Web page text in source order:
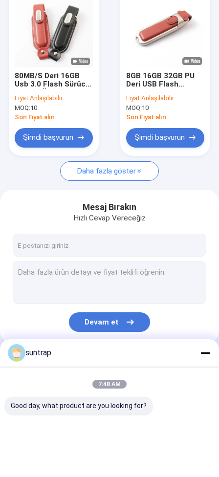
Ürün
VR Gösterisi
Bizim Hakkımızda
Kalite Kontrolü
Bizimle İletişim
Haberler
3.0 USB Flash Sürücü
Metal USB Flash Sürücü
C tipi OTG USB flash sürücüsü
Ahşap USB Flash Sürücü
80MB/S Deri 16GB
Usb 3.0 Flash Sürücü
Yükleyin
Fiyat:Anlaşılabilir
MOQ:10
Son Fiyat alın
Şimdi başvurun
8GB 16GB 32GB PU
Deri USB Flash
80MB/S 2.0 3.0
Fiyat:Anlaşılabilir
MOQ:10
Son Fiyat alın
Şimdi başvurun
Daha fazla göster
Mesaj Bırakın
Hızlı Cevap Vereceğiz
Devam et
Kategorilerimiz
suntrap
7:48 AM
Good day, what product are you looking for?